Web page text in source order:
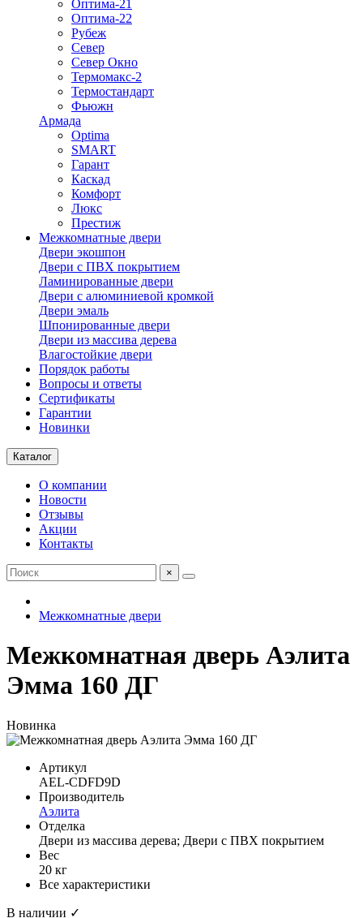
Оптима-21
Оптима-22
Рубеж
Север
Север Окно
Термомакс-2
Термостандарт
Фьюжн
Армада
Optima
SMART
Гарант
Каскад
Комфорт
Люкс
Престиж
Межкомнатные двери
Двери экошпон
Двери с ПВХ покрытием
Ламинированные двери
Двери с алюминиевой кромкой
Двери эмаль
Шпонированные двери
Двери из массива дерева
Влагостойкие двери
Порядок работы
Вопросы и ответы
Сертификаты
Гарантии
Новинки
Каталог
О компании
Новости
Отзывы
Акции
Контакты
×
Межкомнатные двери
Межкомнатная дверь Аэлита
Эмма 160 ДГ
Новинка
Артикул
AEL-CDFD9D
Производитель
Аэлита
Отделка
Двери из массива дерева; Двери с ПВХ покрытием
Вес
20 кг
Все характеристики
В наличии ✓